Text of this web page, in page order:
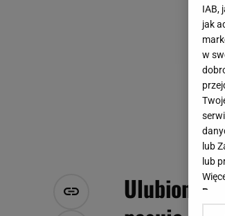
Ulubiona
IAB,
jak
w
lub
lub